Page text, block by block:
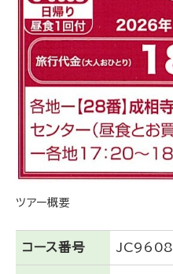
ツアー概要
コース番号 JC9608